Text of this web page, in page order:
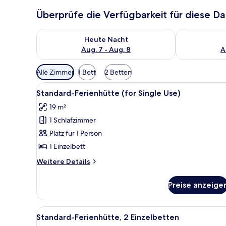
Überprüfe die Verfügbarkeit für diese
Heute Nacht
Aug. 7 - Aug. 8
Überprüfe die Verfügbarkeit für heute Nacht, Aug. 7
Überprüfe
Verfügbare
Filter
für
Zimmer
Alle Zimmer 1 Bett 2 Betten
Alle
Fotos
für
Standard-
Ferienhütte
(for
Single
Use)
Ein Hotelzimmer mit zwei
6
Standard-Ferienhütte (for Single Use)
19 m²
1 Schlafzimmer
Platz für 1 Person
1 Einzelbett
Weitere Details
Weitere
Ferienhütte
(for
Single
Preise
Alle
Fotos
Ein Hotelzimmer mit zwei
1
Standard-Ferienhütte, 2 Einzelbetten